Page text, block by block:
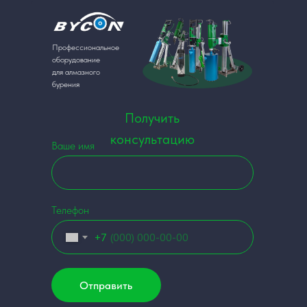
Профессиональное
оборудование
для алмазного
бурения
Получить
консультацию
Ваше имя
Телефон
+7
Отправить